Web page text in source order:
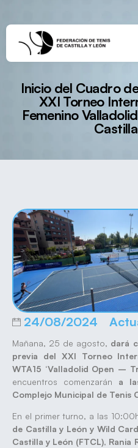
Inicio del Cuadro
XXI Torneo
Femenino
24/08/2024
Mañana, 25 de agosto, dará
previa del XXI Torneo
WTA15 ‘Valladolid Open –
encuentros comenzarán a
Complejo Municipal de Tenis
En el primer turno, a las
de Castilla y León y Wild
Castilla y León (FTCL), Rania